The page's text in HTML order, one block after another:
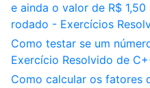
e ainda o valor de R$
rodado - Exercícios
Como testar se um
Exercício Resolvido de
Como calcular os fatores